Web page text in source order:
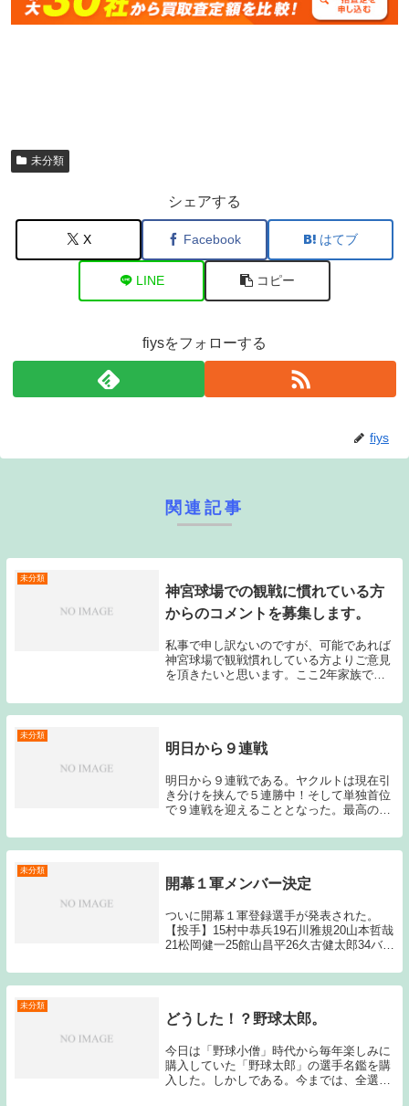
未分類
シェアする
X Facebook はてブ
LINE コピー
fiysをフォローする
fiys
関連記事
未分類
神宮球場での観戦に慣れている方
からのコメントを募集します。
私事で申し訳ないのですが、可能であれば
神宮球場で観戦慣れしている方よりご意見
を頂きたいと思います。ここ2年家族でマ
年は、お目当ての試合でマイナビシートの
チケットを確保することが出来ませんでし
未分類
明日から９連戦
明日から９連戦である。ヤクルトは現在引
き分けを挟んで５連勝中！そして単独首位
で９連戦を迎えることとなった。最高の形
は、広島３連戦、DeNA３連戦、広島３連
戦の並びである。投手陣は好調な広島、前
未分類
開幕１軍メンバー決定
ついに開幕１軍登録選手が発表された。
【投手】15村中恭兵19石川雅規20山本哲哉
21松岡健一25館山昌平26久古健太郎34バー
手】２相川亮二28田中雅彦52中村悠平【内
野手】00川島慶三６宮本慎也７...
未分類
どうした！？野球太郎。
今日は「野球小僧」時代から毎年楽しみに
購入していた「野球太郎」の選手名鑑を購
入した。しかしである。今までは、全選手